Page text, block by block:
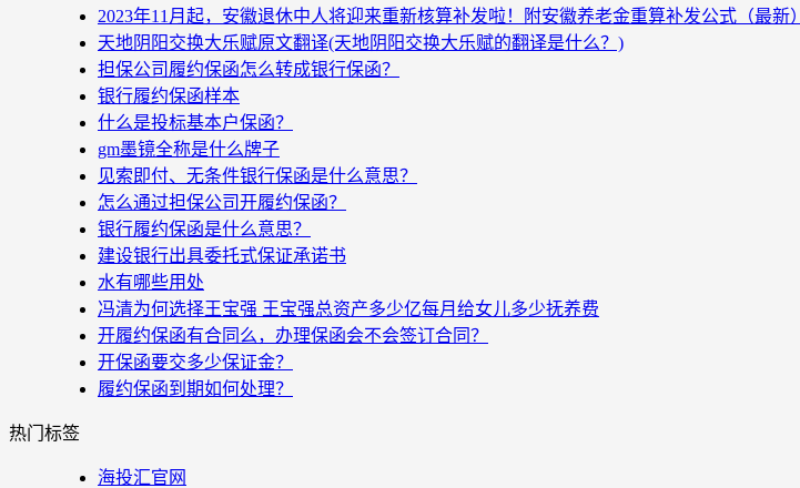
2023年11月起，安徽退休中人将迎来重新核算补发啦！附安徽养老金重算补发公式（最新）
天地阴阳交换大乐赋原文翻译(天地阴阳交换大乐赋的翻译是什么？)
担保公司履约保函怎么转成银行保函？
银行履约保函样本
什么是投标基本户保函？
gm墨镜全称是什么牌子
见索即付、无条件银行保函是什么意思？
怎么通过担保公司开履约保函？
银行履约保函是什么意思？
建设银行出具委托式保证承诺书
水有哪些用处
冯清为何选择王宝强 王宝强总资产多少亿每月给女儿多少抚养费
开履约保函有合同么，办理保函会不会签订合同？
开保函要交多少保证金？
履约保函到期如何处理？
热门标签
海投汇官网